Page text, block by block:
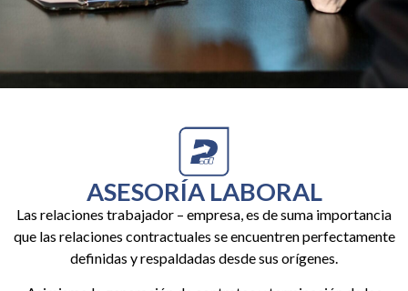
ASESORÍA LABORAL
Las relaciones trabajador – empresa, es de suma importancia
que las relaciones contractuales se encuentren perfectamente
definidas y respaldadas desde sus orígenes.